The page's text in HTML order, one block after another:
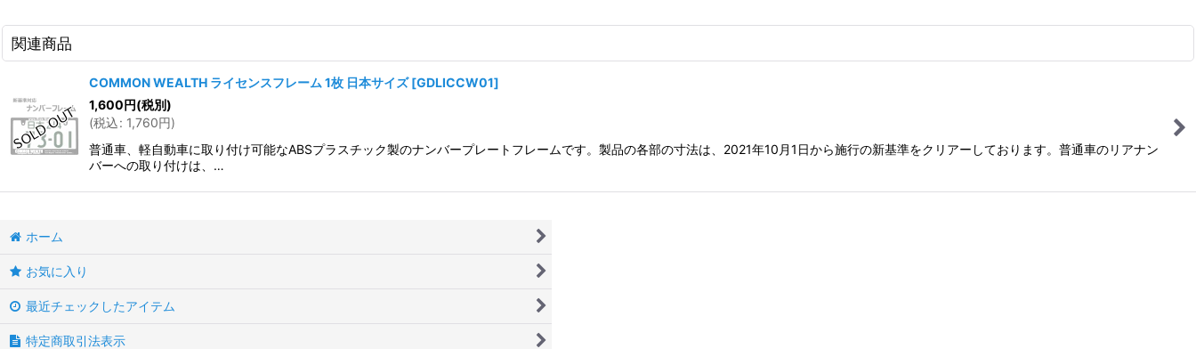
関連商品
COMMON WEALTH ライセンスフレーム 1枚 日本サイズ [GDLICCW01]
1,600円(税別)
(税込: 1,760円)
普通車、軽自動車に取り付け可能なABSプラスチック製のナンバープレートフレームです。製品の各部の寸法は、2021年10月1日から施行の新基準をクリアーしております。普通車のリアナン
バーへの取り付けは、…
ホーム
お気に入り
最近チェックしたアイテム
特定商取引法表示